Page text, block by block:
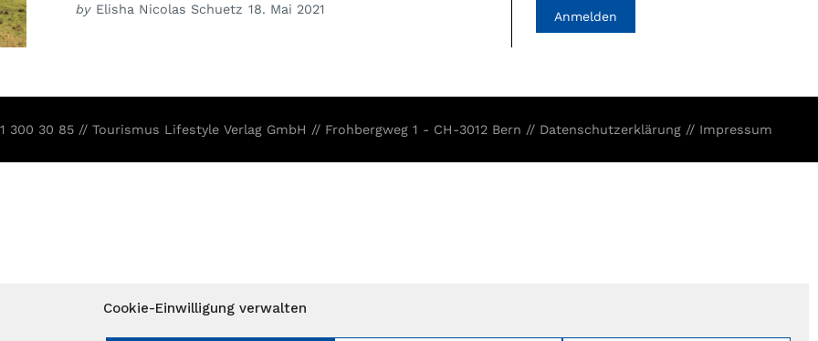
Cookie-Einwilligung verwalten
by Elisha Nicolas Schuetz 18. Mai 2021
Anmelden
300 30 85 // Tourismus Lifestyle Verlag GmbH // Frohbergweg 1 - CH-3012 Bern // Datenschutzerklärung // Impressum